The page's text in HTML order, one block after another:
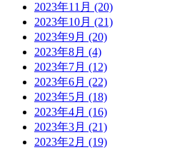
2023年11月 (20)
2023年10月 (21)
2023年9月 (20)
2023年8月 (4)
2023年7月 (12)
2023年6月 (22)
2023年5月 (18)
2023年4月 (16)
2023年3月 (21)
2023年2月 (19)